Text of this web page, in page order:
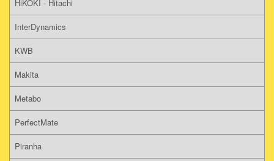
HiKOKI - Hitachi
InterDynamics
KWB
Makita
Metabo
PerfectMate
Piranha